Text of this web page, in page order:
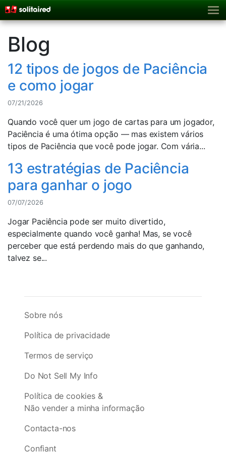
Blog
12 tipos de jogos de Paciência
e como jogar
07/21/2026
Quando você quer um jogo de cartas para um jogador,
Paciência é uma ótima opção — mas existem vários
tipos de Paciência que você pode jogar. Com vária...
13 estratégias de Paciência
para ganhar o jogo
07/07/2026
Jogar Paciência pode ser muito divertido,
especialmente quando você ganha! Mas, se você
perceber que está perdendo mais do que ganhando,
talvez se...
Sobre nós
Política de privacidade
Termos de serviço
Do Not Sell My Info
Política de cookies &
Não vender a minha informação
Contacta-nos
Confiant